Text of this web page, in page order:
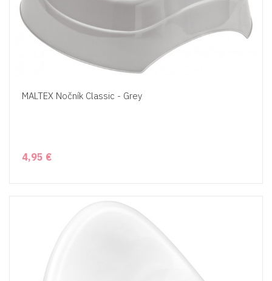
MALTEX Nočník Classic - Grey
4,95 €